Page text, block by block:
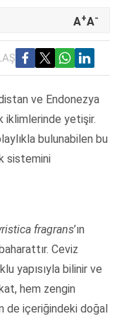
A+A-
ve Endonezya
iklimlerinde yetişir.
bulunabilen bu
sistemini
fragrans’ın
Ceviz
yapısıyla bilinir ve
hem zengin
de içeriğindeki doğal